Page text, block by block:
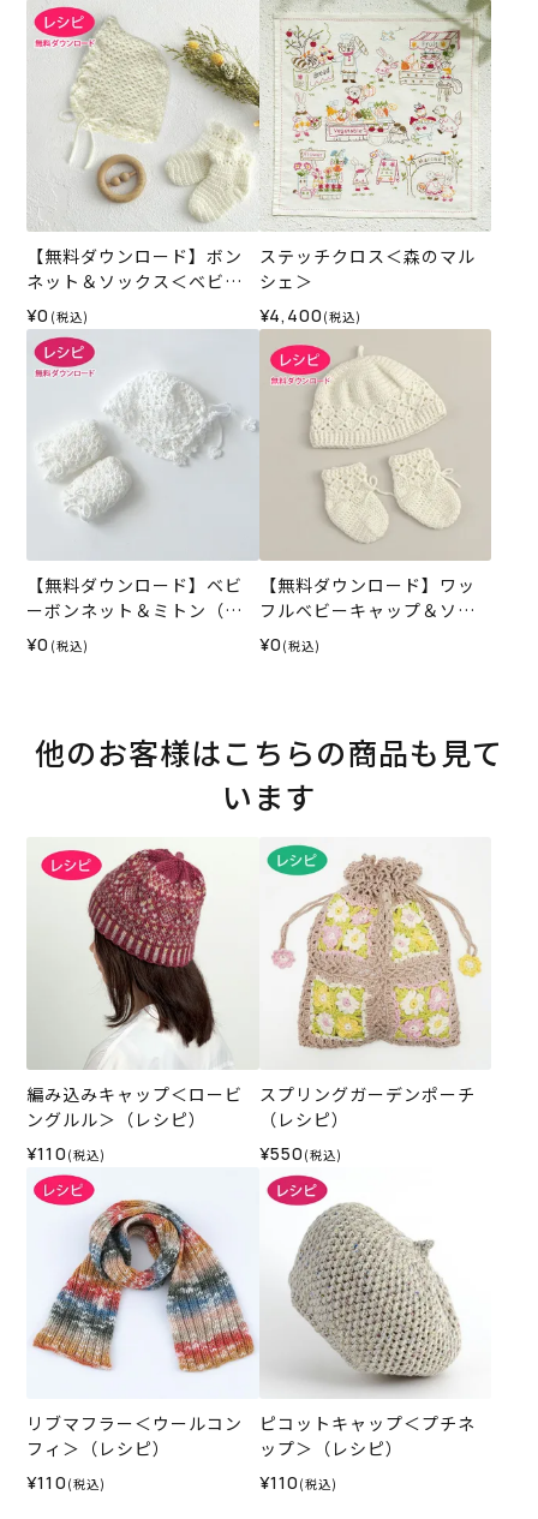
【無料ダウンロード】ボン
ネット＆ソックス＜ベビー
パレット＞（レシピ）
¥0 (税込)
ステッチクロス＜森のマル
シェ＞
¥4,400 (税込)
【無料ダウンロード】ベビ
ーボンネット＆ミトン（レ
シピ）
¥0 (税込)
【無料ダウンロード】ワッ
フルベビーキャップ＆ソッ
クス（レシピ）
¥0 (税込)
他のお客様はこちらの商品も見て
います
編み込みキャップ＜ロービ
ングルル＞（レシピ）
¥110 (税込)
スプリングガーデンポーチ
（レシピ）
¥550 (税込)
リブマフラー＜ウールコン
フィ＞（レシピ）
¥110 (税込)
ピコットキャップ＜プチネ
ップ＞（レシピ）
¥110 (税込)